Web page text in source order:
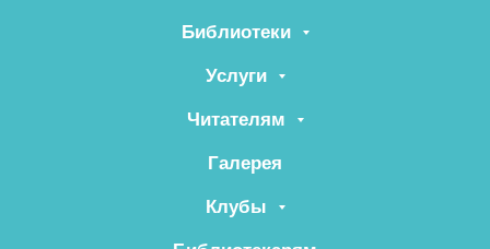
Библиотеки
Услуги
Читателям
Галерея
Клубы